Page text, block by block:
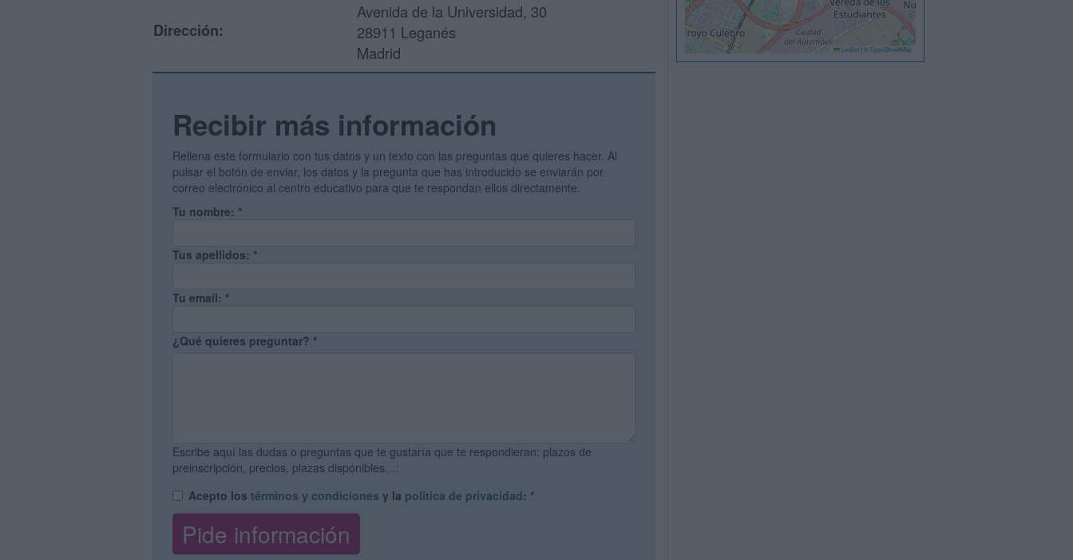
Dirección:
Avenida de la Universidad, 30
28911 Leganés
Madrid
Recibir más información
Rellena este formulario con tus datos y un texto con las preguntas que quieres hacer. Al
pulsar el botón de enviar, los datos y la pregunta que has introducido se enviarán por
correo electrónico al centro educativo para que te respondan ellos directamente.
Tu nombre: *
Tus apellidos: *
Tu email: *
¿Qué quieres preguntar? *
Escribe aquí las dudas o preguntas que te gustaría que te respondieran: plazos de
preinscripción, precios, plazas disponibles…:
Acepto los términos y condiciones y la política de privacidad: *
Leaflet © OpenStreetMap